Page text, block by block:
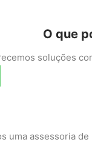
O que
soluções
uma assessoria